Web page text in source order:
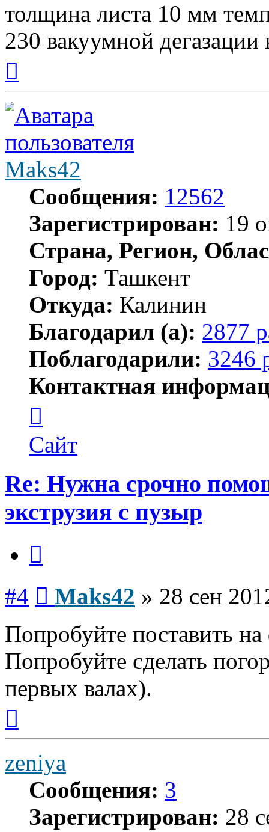
толщина листа 10 мм
230 вакуумной дегазации
началу
Maks42
Сообщения: 12562
Зарегистрирован: 19
Страна, Регион,
Город: Ташкент
Откуда: Калинин
Благодарил (а): 2877
Поблагодарили: 3246
Контактная
пользователя
Maks42
Сайт
Re: Нужна срочно
экструзия с пузыр
#4 Maks42 » 28 сен
Попробуйте поставить
Попробуйте сделать
первых валах).
началу
zeniya
Сообщения: 3
Зарегистрирован: 28